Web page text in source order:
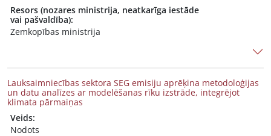
Resors (nozares ministrija, neatkarīga iestāde
vai pašvaldība):
Zemkopības ministrija
Lauksaimniecības sektora SEG emisiju aprēķina metodoloģijas
un datu analīzes ar modelēšanas rīku izstrāde, integrējot
klimata pārmaiņas
Veids:
Nodots